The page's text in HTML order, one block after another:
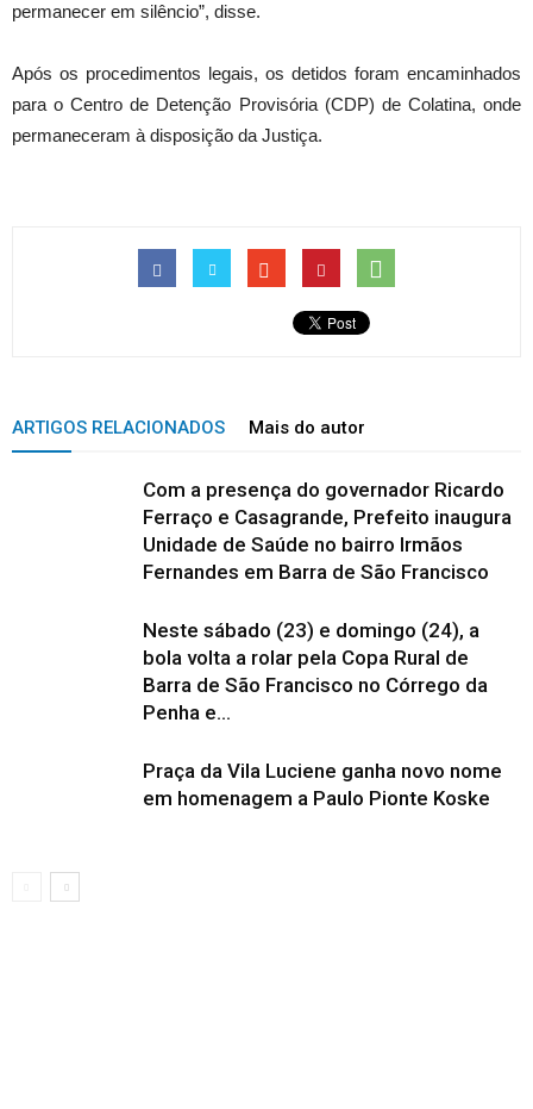
permanecer em silêncio”, disse.
Após os procedimentos legais, os detidos foram encaminhados
para o Centro de Detenção Provisória (CDP) de Colatina, onde
permaneceram à disposição da Justiça.
ARTIGOS RELACIONADOS Mais do autor
Com a presença do governador Ricardo
Ferraço e Casagrande, Prefeito inaugura
Unidade de Saúde no bairro Irmãos
Fernandes em Barra de São Francisco
Neste sábado (23) e domingo (24), a
bola volta a rolar pela Copa Rural de
Barra de São Francisco no Córrego da
Penha e...
Praça da Vila Luciene ganha novo nome
em homenagem a Paulo Pionte Koske